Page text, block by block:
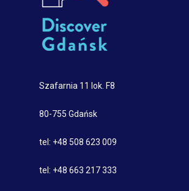
Szafarnia 11 lok. F8
80-755 Gdańsk
tel: +48 508 623 009
tel: +48 663 217 333